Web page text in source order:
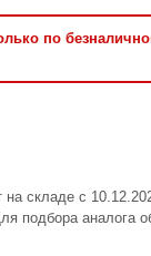
по
на складе с
подбора аналога